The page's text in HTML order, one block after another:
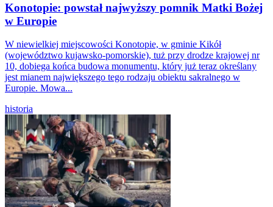
Konotopie: powstał najwyższy pomnik Matki Bożej
w Europie
W niewielkiej miejscowości Konotopie, w gminie Kikół
(województwo kujawsko-pomorskie), tuż przy drodze krajowej nr
10, dobiega końca budowa monumentu, który już teraz określany
jest mianem największego tego rodzaju obiektu sakralnego w
Europie. Mowa...
historia